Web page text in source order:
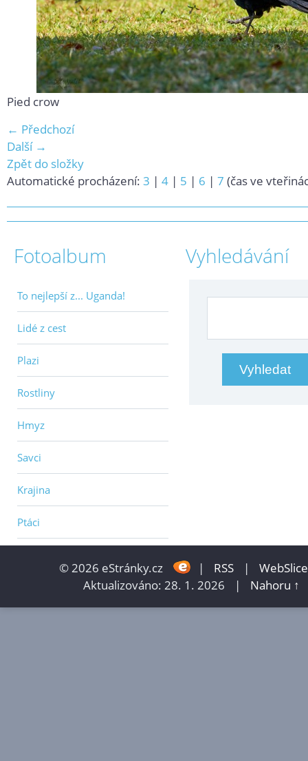
Pied crow
← Předchozí
Další →
Zpět do složky
Automatické procházení: 3 | 4 | 5 | 6 | 7 (čas ve
Fotoalbum
To nejlepší z... Uganda!
Lidé z cest
Plazi
Rostliny
Hmyz
Savci
Krajina
Ptáci
Vyhledávání
© 2026 eStránky.cz | RSS |
WebSlice
Aktualizováno: 28. 1. 2026
| Nahoru ↑